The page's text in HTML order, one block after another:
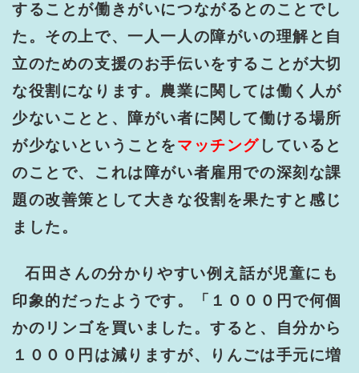
することが働きがいにつながるとのことでし
た。その上で、一人一人の障がいの理解と自
立のための支援のお手伝いをすることが大切
な役割になります。農業に関しては働く人が
少ないことと、障がい者に関して働ける場所
が少ないということをマッチング していると
のことで、これは障がい者雇用での深刻な課
題の改善策として大きな役割を果たすと感じ
ました。
石田さんの分かりやすい例え話が児童にも
印象的だったようです。「１０００円で何個
かのリンゴを買いました。すると、自分から
１０００円は減りますが、りんごは手元に増